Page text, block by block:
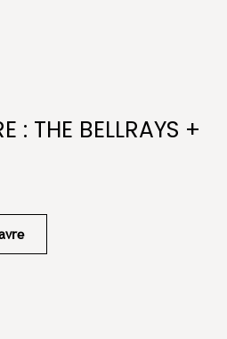
: THE BELLRAYS +